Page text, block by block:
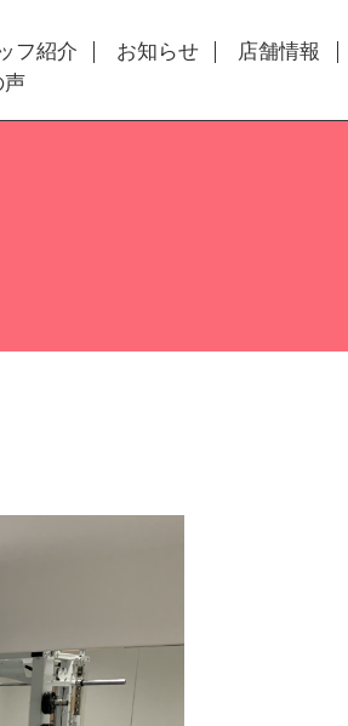
フ紹介 お知らせ
店舗情報
声